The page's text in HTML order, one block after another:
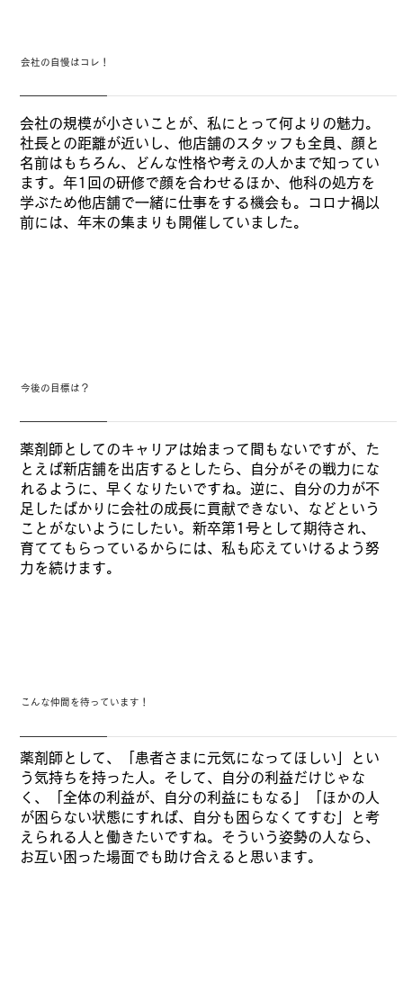
会社の自慢はコレ！
会社の規模が小さいことが、私にとって何よりの魅力。
社長との距離が近いし、他店舗のスタッフも全員、顔と
名前はもちろん、どんな性格や考えの人かまで知ってい
ます。年1回の研修で顔を合わせるほか、他科の処方を
学ぶため他店舗で一緒に仕事をする機会も。コロナ禍以
前には、年末の集まりも開催していました。
今後の目標は？
薬剤師としてのキャリアは始まって間もないですが、た
とえば新店舗を出店するとしたら、自分がその戦力にな
れるように、早くなりたいですね。逆に、自分の力が不
足したばかりに会社の成長に貢献できない、などという
ことがないようにしたい。新卒第1号として期待され、
育ててもらっているからには、私も応えていけるよう努
力を続けます。
こんな仲間を待っています！
薬剤師として、「患者さまに元気になってほしい」とい
う気持ちを持った人。そして、自分の利益だけじゃな
く、「全体の利益が、自分の利益にもなる」「ほかの人
が困らない状態にすれば、自分も困らなくてすむ」と考
えられる人と働きたいですね。そういう姿勢の人なら、
お互い困った場面でも助け合えると思います。